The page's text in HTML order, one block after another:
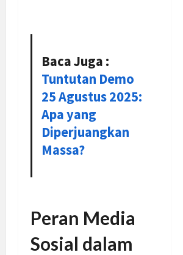
Baca Juga :
Tuntutan Demo
25 Agustus 2025:
Apa yang
Diperjuangkan
Massa?
Peran Media
Sosial dalam